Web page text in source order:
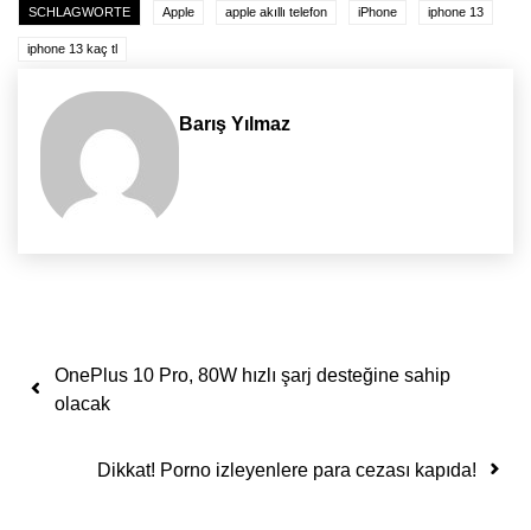
SCHLAGWORTE Apple apple akıllı telefon iPhone iphone 13
iphone 13 kaç tl
Barış Yılmaz
Yazı dolaşımı
OnePlus 10 Pro, 80W hızlı şarj desteğine sahip
olacak
Dikkat! Porno izleyenlere para cezası kapıda!